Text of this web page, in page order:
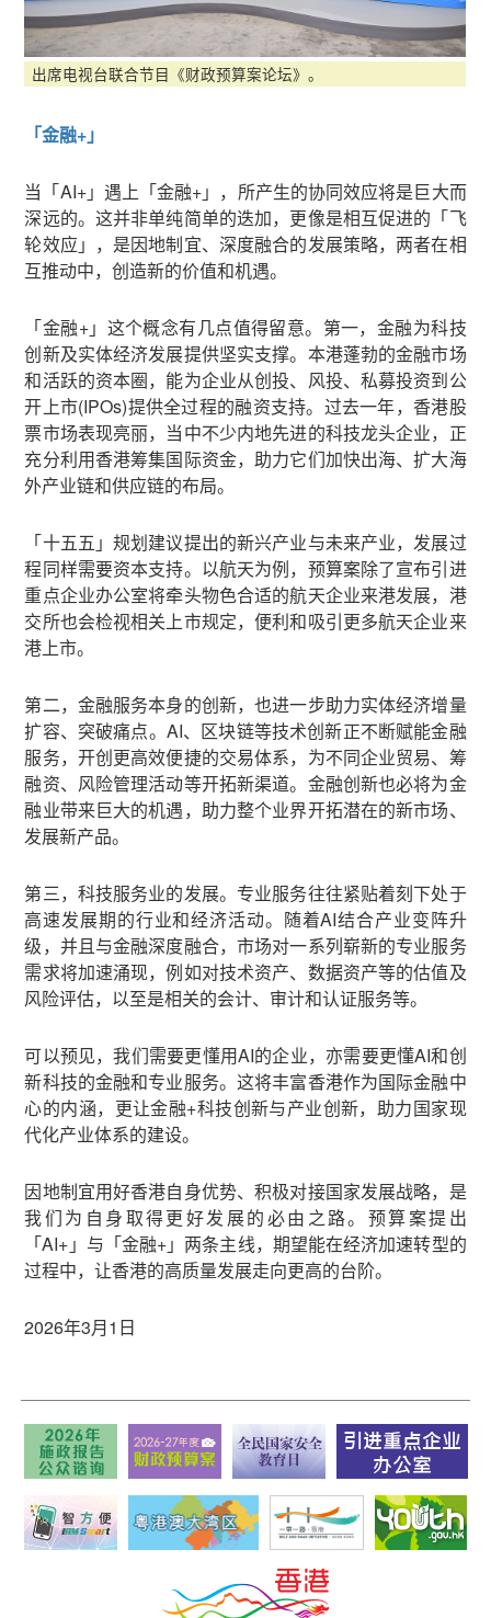
出席电视台联合节目《财政预算案论坛》。
「金融+」
当「AI+」遇上「金融+」，所产生的协同效应将是巨大而
深远的。这并非单纯简单的迭加，更像是相互促进的「飞
轮效应」，是因地制宜、深度融合的发展策略，两者在相
互推动中，创造新的价值和机遇。
「金融+」这个概念有几点值得留意。第一，金融为科技
创新及实体经济发展提供坚实支撑。本港蓬勃的金融市场
和活跃的资本圈，能为企业从创投、风投、私募投资到公
开上市(IPOs)提供全过程的融资支持。过去一年，香港股
票市场表现亮丽，当中不少内地先进的科技龙头企业，正
充分利用香港筹集国际资金，助力它们加快出海、扩大海
外产业链和供应链的布局。
「十五五」规划建议提出的新兴产业与未来产业，发展过
程同样需要资本支持。以航天为例，预算案除了宣布引进
重点企业办公室将牵头物色合适的航天企业来港发展，港
交所也会检视相关上市规定，便利和吸引更多航天企业来
港上市。
第二，金融服务本身的创新，也进一步助力实体经济增量
扩容、突破痛点。AI、区块链等技术创新正不断赋能金融
服务，开创更高效便捷的交易体系，为不同企业贸易、筹
融资、风险管理活动等开拓新渠道。金融创新也必将为金
融业带来巨大的机遇，助力整个业界开拓潜在的新市场、
发展新产品。
第三，科技服务业的发展。专业服务往往紧贴着刻下处于
高速发展期的行业和经济活动。随着AI结合产业变阵升
级，并且与金融深度融合，市场对一系列崭新的专业服务
需求将加速涌现，例如对技术资产、数据资产等的估值及
风险评估，以至是相关的会计、审计和认证服务等。
可以预见，我们需要更懂用AI的企业，亦需要更懂AI和创
新科技的金融和专业服务。这将丰富香港作为国际金融中
心的内涵，更让金融+科技创新与产业创新，助力国家现
代化产业体系的建设。
因地制宜用好香港自身优势、积极对接国家发展战略，是
我们为自身取得更好发展的必由之路。预算案提出
「AI+」与「金融+」两条主线，期望能在经济加速转型的
过程中，让香港的高质量发展走向更高的台阶。
2026年3月1日